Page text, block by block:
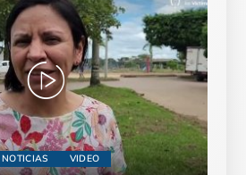
NOTICIAS VIDEO